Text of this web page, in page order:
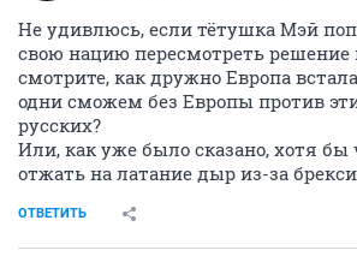
Не удивлюсь, если тётушка Мэй
свою нацию пересмотреть решение
смотрите, как дружно Европа
одни сможем без Европы против
русских?
Или, как уже было сказано, хотя бы
отжать на латание дыр из-за
ОТВЕТИТЬ